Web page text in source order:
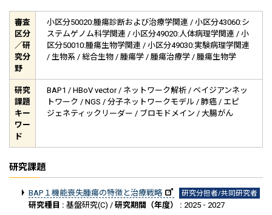
審査
区分
／研
究分
野
小区分50020:腫瘍診断および治療学関連 / 小区分43060:シ
ステムゲノム科学関連 / 小区分49020:人体病理学関連 / 小
区分50010:腫瘍生物学関連 / 小区分49030:実験病理学関連
/ 生物系 / 総合生物 / 腫瘍学 / 腫瘍治療学 / 腫瘍生物学
研究
課題
キー
ワー
ド
BAP1 / HBoV vector / ネットワーク解析 / ベイジアンネッ
トワーク / NGS / 分子ネットワークモデル / 肺癌 / エピ
ジェネティックリーダー / ブロモドメイン / 大腸がん
研究課題
BAP１機能喪失腫瘍の特徴と治療戦略 研究分担者/共同研究者
研究種目 : 基盤研究(C) / 研究期間（年度） : 2025 - 2027